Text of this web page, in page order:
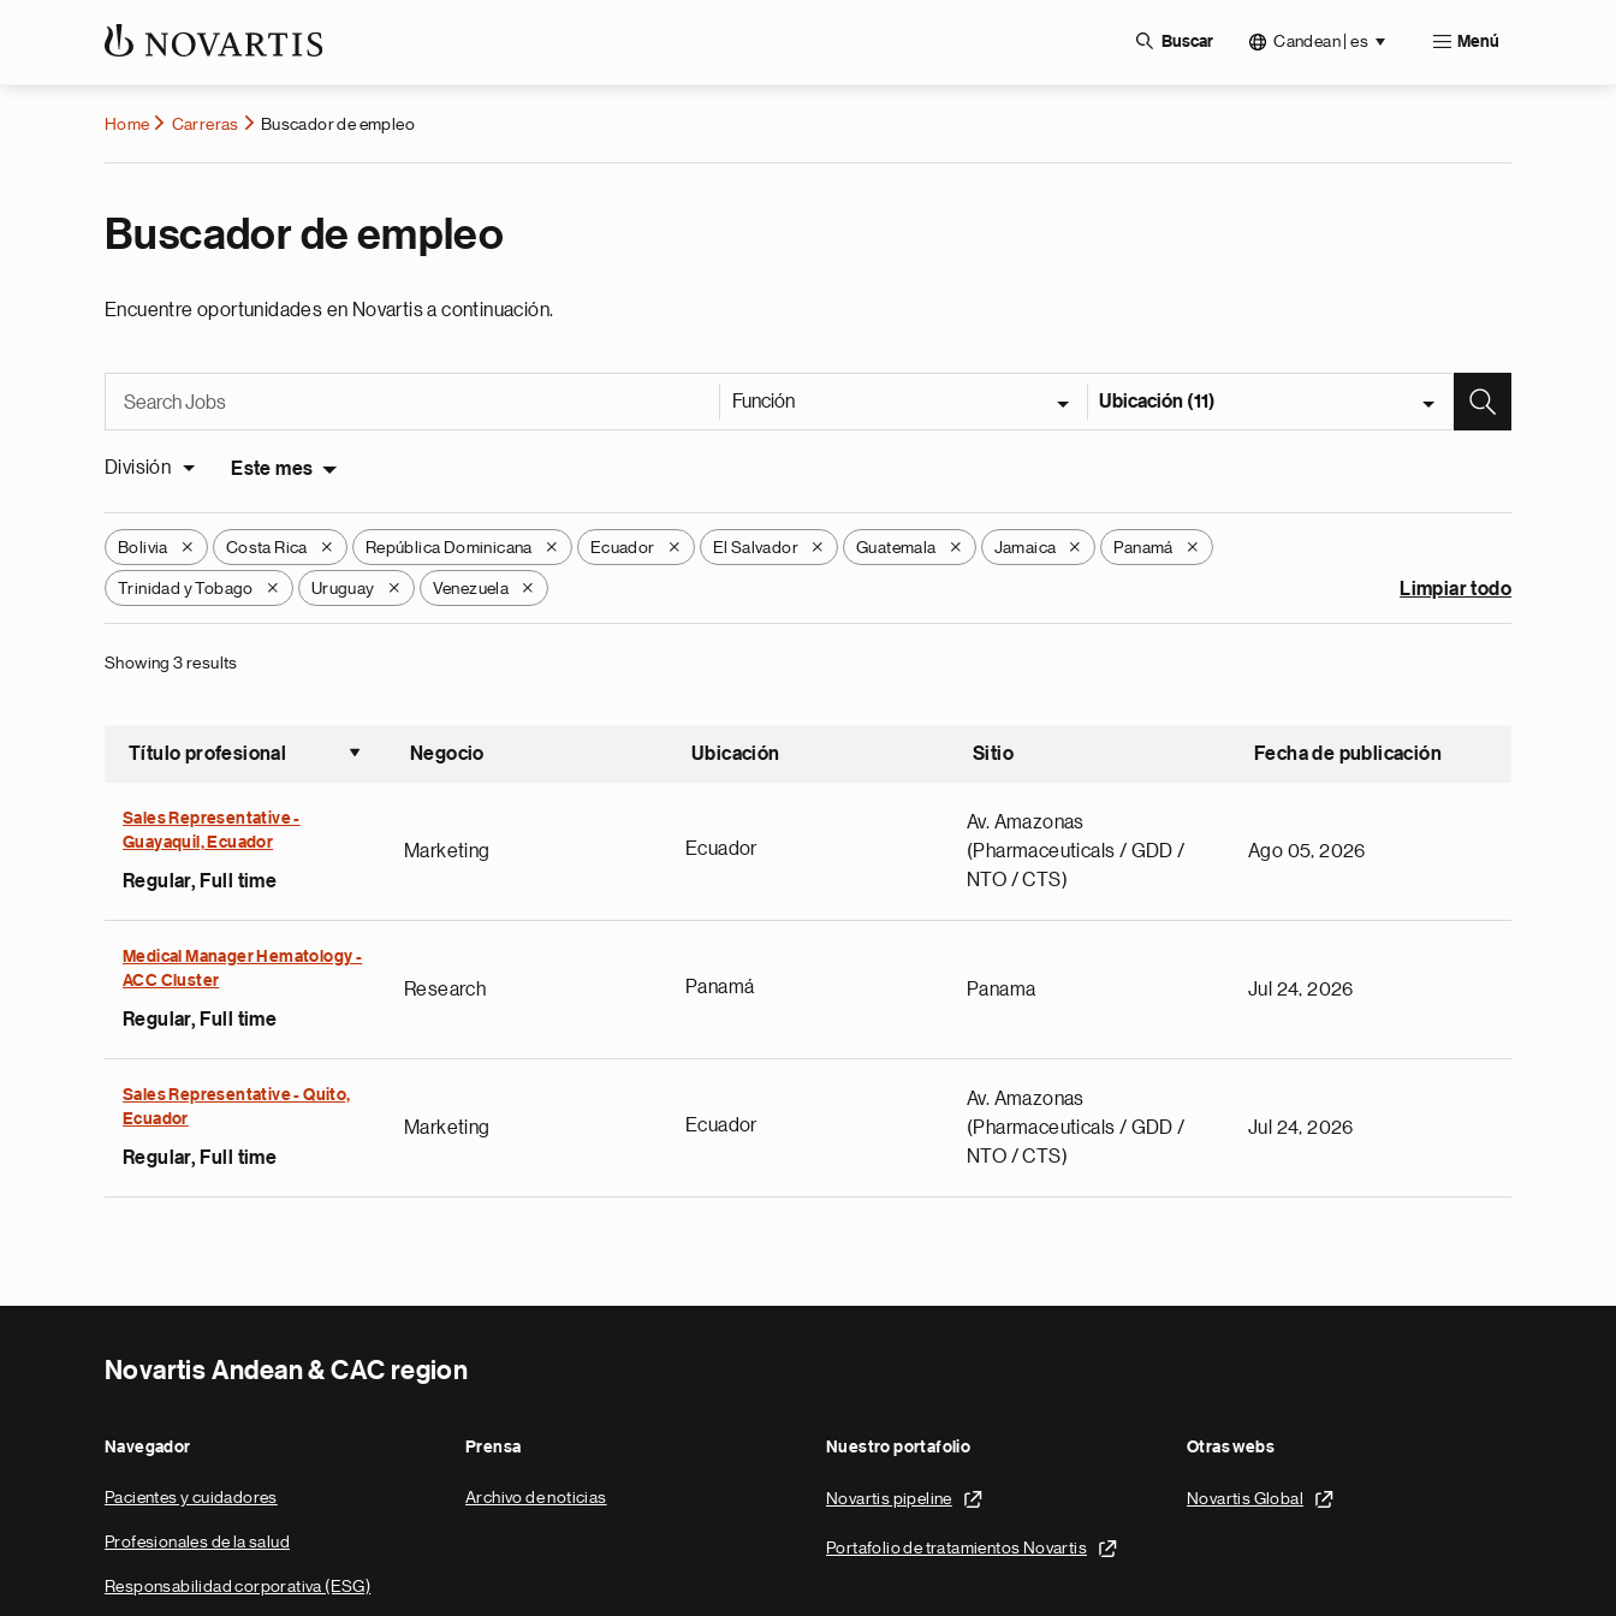
Buscar Candean | es Menú
Home Carreras Buscador de empleo
Buscador de empleo
Encuentre oportunidades en Novartis a continuación.
Función Ubicación (11)
División Este mes
Bolivia X Costa Rica X República Dominicana X Ecuador X El Salvador X Guatemala X Jamaica X Panamá X
Trinidad y Tobago X Uruguay X Venezuela X Limpiar todo
Showing 3 results
Título profesional
Ordenar ascendente
Negocio Ubicación Sitio Fecha de publicación
Sales Representative -
Guayaquil, Ecuador
Regular, Full time
Marketing Ecuador
Av. Amazonas
(Pharmaceuticals / GDD /
NTO / CTS)
Ago 05, 2026
Medical Manager Hematology -
ACC Cluster
Regular, Full time
Research Panamá Panama Jul 24, 2026
Sales Representative - Quito,
Ecuador
Regular, Full time
Marketing Ecuador
Av. Amazonas
(Pharmaceuticals / GDD /
NTO / CTS)
Jul 24, 2026
Novartis Andean & CAC region
Navegador
Pacientes y cuidadores
Profesionales de la salud
Responsabilidad corporativa (ESG)
Prensa
Archivo de noticias
Nuestro portafolio
Novartis pipeline
Portafolio de tratamientos Novartis
Otras webs
Novartis Global